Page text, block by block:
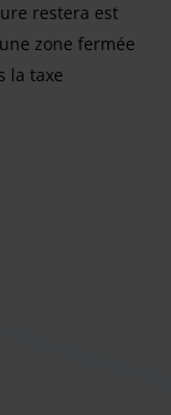
restera est
zone fermée
la taxe
sur le parking
absence.
l'heure